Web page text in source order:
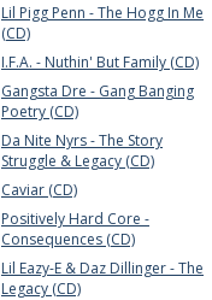
Lil Pigg Penn - The Hogg In Me
(CD)
I.F.A. - Nuthin' But Family (CD)
Gangsta Dre - Gang Banging
Poetry (CD)
Da Nite Nyrs - The Story
Struggle & Legacy (CD)
Caviar (CD)
Positively Hard Core -
Consequences (CD)
Lil Eazy-E & Daz Dillinger - The
Legacy (CD)